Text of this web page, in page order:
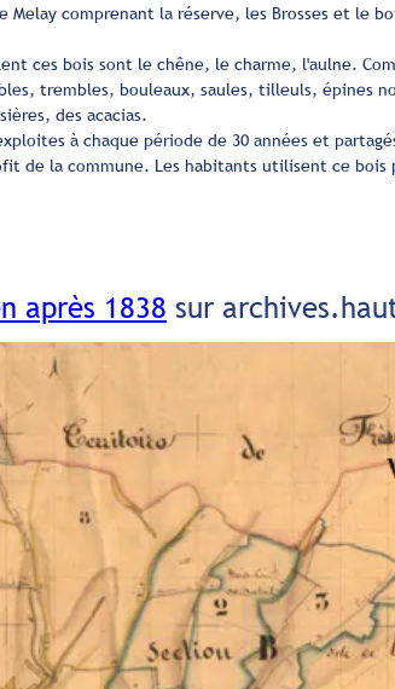
Melay comprenant la réserve, les Brosses et le
ces bois sont le chêne, le charme, l'aulne.
trembles, bouleaux, saules, tilleuls, épines
des acacias.
à chaque période de 30 années et
de la commune. Les habitants utilisent ce bois
après 1838 sur